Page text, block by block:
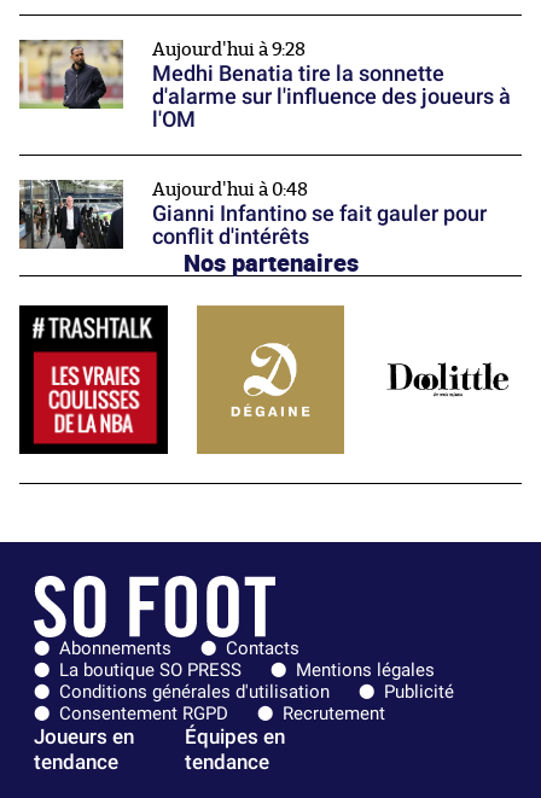
Aujourd'hui à 9:28
Medhi Benatia tire la sonnette
d'alarme sur l'influence des joueurs à
l'OM
Aujourd'hui à 0:48
Gianni Infantino se fait gauler pour
conflit d'intérêts
Nos partenaires
Abonnements
Contacts
La boutique SO PRESS
Mentions légales
Conditions générales d'utilisation
Publicité
Consentement RGPD
Recrutement
Joueurs en
tendance
Équipes en
tendance